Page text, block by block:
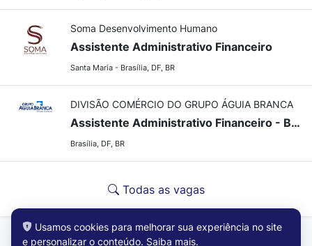
Soma Desenvolvimento Humano
Assistente Administrativo Financeiro
Santa Maria - Brasília, DF, BR
DIVISÃO COMÉRCIO DO GRUPO ÁGUIA BRANCA
Assistente Administrativo Financeiro - Brasília/DF
Brasília, DF, BR
Todas as vagas
Usamos cookies para melhorar sua experiência no site
e personalizar o conteúdo. Saiba mais.